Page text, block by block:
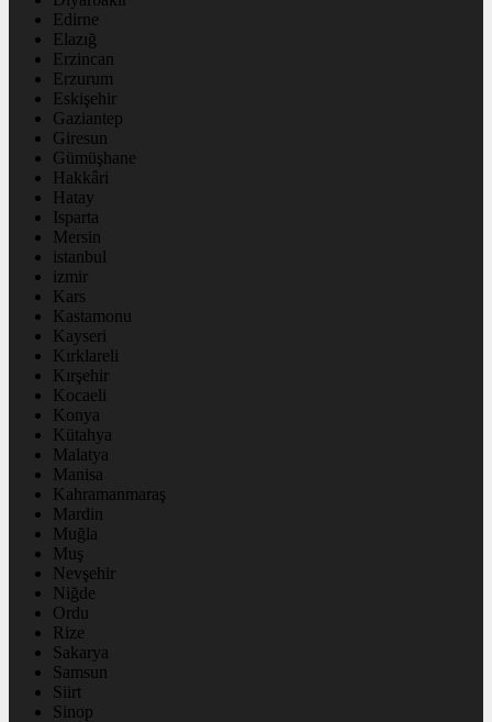
Edirne
Elazığ
Erzincan
Erzurum
Eskişehir
Gaziantep
Giresun
Gümüşhane
Hakkâri
Hatay
Isparta
Mersin
istanbul
izmir
Kars
Kastamonu
Kayseri
Kırklareli
Kırşehir
Kocaeli
Konya
Kütahya
Malatya
Manisa
Kahramanmaraş
Mardin
Muğla
Muş
Nevşehir
Niğde
Ordu
Rize
Sakarya
Samsun
Siirt
Sinop